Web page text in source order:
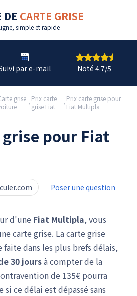
DE CARTE GRISE
, simple et rapide
par e-mail Noté 4.7/5
grise
Prix carte
grise Fiat
Prix carte grise pour
Fiat Multipla
pour Fiat
Poser une question
d'une Fiat Multipla, vous
carte grise. La carte grise
dans les plus brefs délais,
30 joursà compter de la
de 135€ pourra
ce délai est dépassé sans